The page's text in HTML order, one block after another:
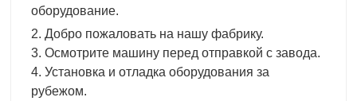
оборудование.
2. Добро пожаловать на нашу фабрику.
3. Осмотрите машину перед отправкой с завода.
4. Установка и отладка оборудования за
рубежом.